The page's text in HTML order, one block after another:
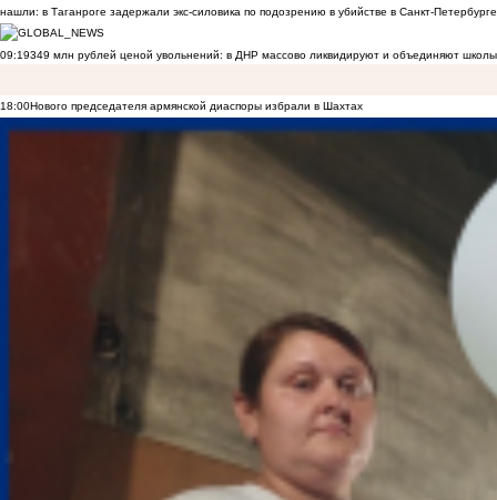
нашли: в Таганроге задержали экс-силовика по подозрению в убийстве в Санкт-Петербурге
09:19349 млн рублей ценой увольнений: в ДНР массово ликвидируют и объединяют
18:00Нового председателя армянской диаспоры избрали в Шахтах